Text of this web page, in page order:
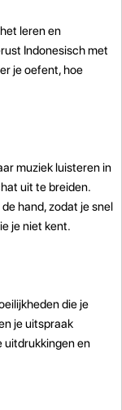
leren en
Indonesisch met
je oefent, hoe
muziek luisteren in
uit te breiden.
hand, zodat je snel
je niet kent.
die je
je uitspraak
uitdrukkingen en